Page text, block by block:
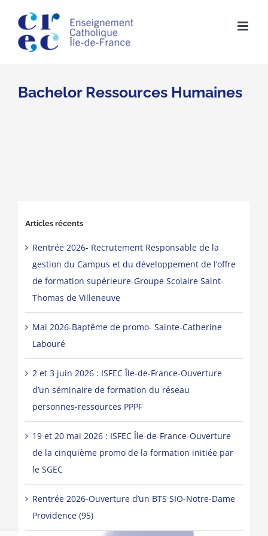
content
Bachelor Ressources Humaines
Articles récents
Rentrée 2026- Recrutement Responsable de la
gestion du Campus et du développement de l’offre
de formation supérieure-Groupe Scolaire Saint-
Thomas de Villeneuve
Mai 2026-Baptême de promo- Sainte-Catherine
Labouré
2 et 3 juin 2026 : ISFEC Île-de-France-Ouverture
d’un séminaire de formation du réseau
personnes-ressources PPPF
19 et 20 mai 2026 : ISFEC Île-de-France-Ouverture
de la cinquième promo de la formation initiée par
le SGEC
Rentrée 2026-Ouverture d’un BTS SIO-Notre-Dame
Providence (95)